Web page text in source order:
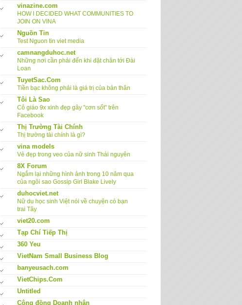
vinazine.com
HOW I DECIDED WHAT COMMUNITIES TO
JOIN ON VINA
Nguồn Tin
Test Nguon tin viet media
camnangduhoc.net
Những nơi cần phải đến khi đặt chân tới Đài
Loan
TuyetSac.Com
Tiền bạc không phải là giá trị của bản thân
Tôi Là Sao
Cô giáo 9x xinh đẹp gây "cơn sốt" trên
Facebook
Thị Trường Tài Chính
Thị trường tài chính là gì?
vina models
Vẻ đẹp trong veo của nữ sinh Thái nguyên
8X Forum
Ngắm lại những hình ảnh trong 10 năm qua
của ngôi sao Gossip Girl Blake Lively
duhocviet.net
Nữ du học sinh Việt nói về chuyện có bạn
trai Tây
viet20.com
Tạp Chí Tiếp Thị
360 Yeu
VietNam Small Business Blog
banyeusach.com
VietChips.Com
Untitled
Cộng đồng Doanh nhân